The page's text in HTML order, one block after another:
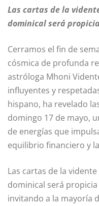
Las cartas de la
dominical será
Cerramos el fin de
cósmica de profunda
astróloga Mhoni
influyentes y
hispano, ha revelado
domingo 17 de mayo,
de energías que
equilibrio financiero y
Las cartas de la
dominical será
invitando a la mayoría